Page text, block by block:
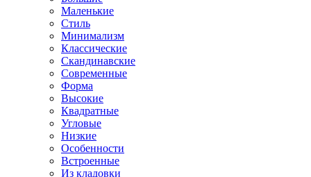
Маленькие
Стиль
Минимализм
Классические
Скандинавские
Современные
Форма
Высокие
Квадратные
Угловые
Низкие
Особенности
Встроенные
Из кладовки